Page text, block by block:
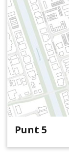
Punt 5